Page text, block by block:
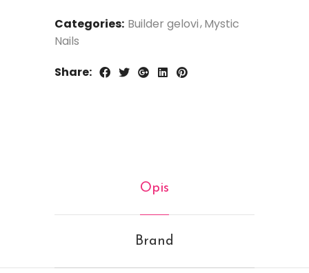
Categories: Builder gelovi Mystic
Nails
Share:
Opis
Brand